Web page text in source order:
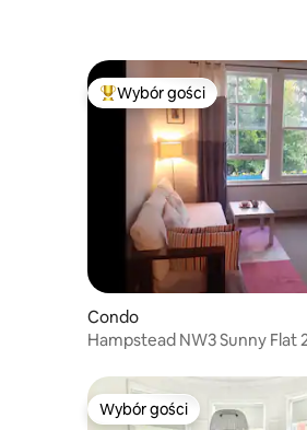
Najpopularniejsze z kategorii
Wybór gości
Condo
Hampstead NW3 Sunny Flat
Wybór gości
Wybór gości